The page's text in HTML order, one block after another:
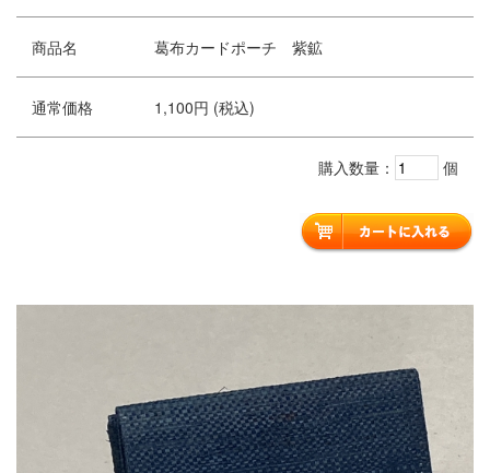
商品名 葛布カードポーチ 紫鉱
通常価格 1,100円 (税込)
購入数量： 個